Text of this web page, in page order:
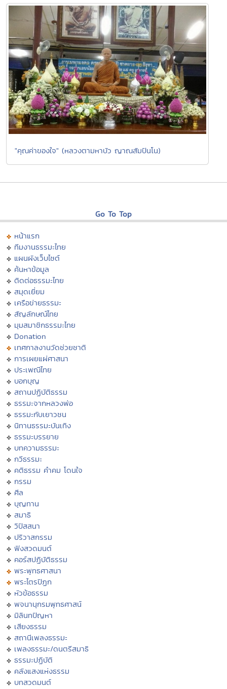
"คุณค่าของใจ" (หลวงตามหาบัว ญาณสัมปันโน)
Go To Top
หน้าแรก
ทีมงานธรรมะไทย
แผนผังเว็บไซต์
ค้นหาข้อมูล
ติดต่อธรรมะไทย
สมุดเยี่ยม
เครือข่ายธรรมะ
สัญลักษณ์ไทย
มุมสมาชิกธรรมะไทย
Donation
เทศกาลงานวัดช่วยชาติ
การเผยแผ่ศาสนา
ประเพณีไทย
บอกบุญ
สถานปฏิบัติธรรม
ธรรมะจากหลวงพ่อ
ธรรมะกับเยาวชน
นิทานธรรมะบันเทิง
ธรรมะบรรยาย
บทความธรรมะ
กวีธรรมะ
คติธรรม คำคม โดนใจ
กรรม
ศีล
บุญทาน
สมาธิ
วิปัสสนา
ปริวาสกรรม
ฟังสวดมนต์
คอร์สปฏิบัติธรรม
พระพุทธศาสนา
พระไตรปิฏก
หัวข้อธรรม
พจนานุกรมพุทธศาสน์
มิลินทปัญหา
เสียงธรรม
สถานีเพลงธรรมะ
เพลงธรรมะ/ดนตรีสมาธิ
ธรรมะปฏิบัติ
คลังแสงแห่งธรรม
บทสวดมนต์